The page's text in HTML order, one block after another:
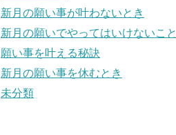
新月の願い事が叶わないとき
新月の願いでやってはいけないこと
願い事を叶える秘訣
新月の願い事を休むとき
未分類